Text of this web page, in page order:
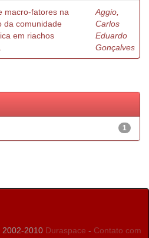
macro-fatores na
da comunidade
em riachos
Aggio,
Carlos
Eduardo
Gonçalves
1
2010 Duraspace - Contato com